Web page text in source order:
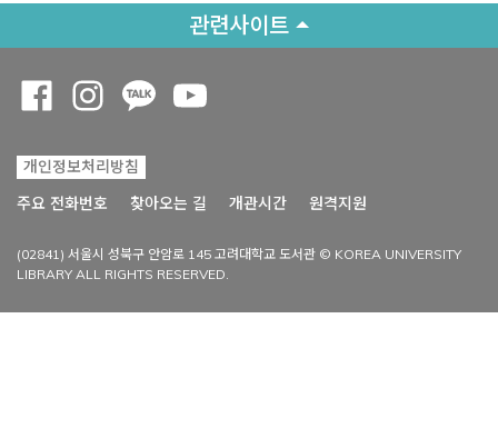
관련사이트
개인정보처리방침
주요 전화번호
찾아오는 길 개관시간 원격지원
(02841) 서울시 성북구 안암로 145 고려대학교 도서관 © KOREA UNIVERSITY
LIBRARY ALL RIGHTS RESERVED.
Opens a new window
Opens a new window
Opens a new window